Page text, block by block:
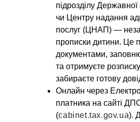
підрозділу
чи Центру надання
послуг (ЦНАП) —
прописки дитини. Це
документами,
та отримуєте
забираєте готову
Онлайн через
платника на сайті
(cabinet.tax.gov.ua).